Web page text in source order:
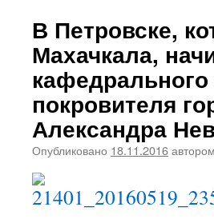
В Петровске,
Махачкала,
покровителя
Александра
Опубликовано 18.11.2016автором